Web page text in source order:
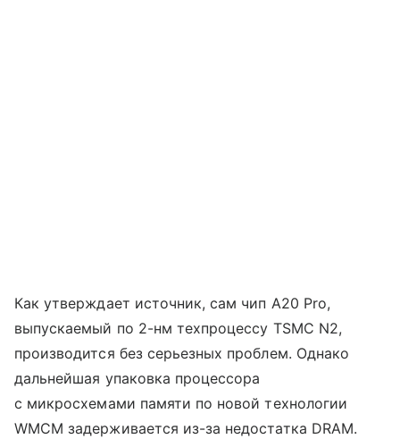
Как утверждает источник, сам чип A20 Pro,
выпускаемый по 2-нм техпроцессу TSMC N2,
производится без серьезных проблем. Однако
дальнейшая упаковка процессора
с микросхемами памяти по новой технологии
WMCM задерживается из-за недостатка DRAM.